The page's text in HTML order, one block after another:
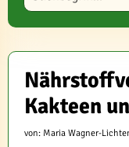
Kakteen
von: Maria Wagner-